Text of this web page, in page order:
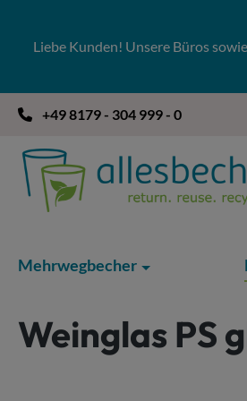
Liebe Kunden! Unsere Büros
+49 8179 - 304 999 - 0
Mehrwegbecher
Weinglas PS